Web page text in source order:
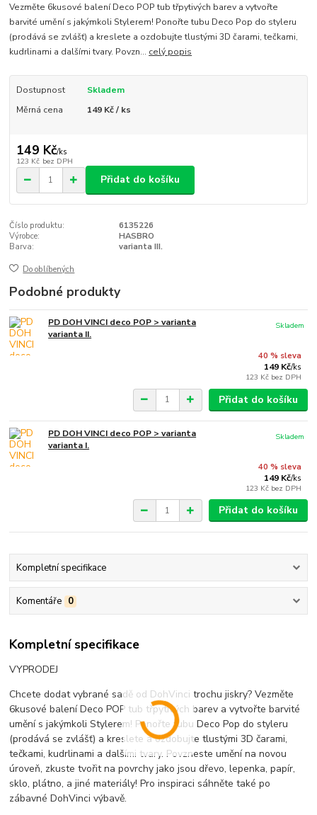
Vezměte 6kusové balení Deco POP tub třpytivých barev a vytvořte
barvité umění s jakýmkoli Stylerem! Ponořte tubu Deco Pop do styleru
(prodává se zvlášť) a kreslete a ozdobujte tlustými 3D čarami, tečkami,
kudrlinami a dalšími tvary. Povzn... celý popis
Dostupnost
Skladem
Měrná cena
149 Kč / ks
149 Kč/ks
123 Kč bez DPH
Přidat do košíku
Číslo produktu:
6135226
Výrobce:
HASBRO
Barva:
varianta III.
Do oblíbených
Podobné produkty
PD DOH VINCI deco POP > varianta
varianta II.
40 % sleva
149 Kč/ks
123 Kč bez DPH
Skladem
Přidat do košíku
PD DOH VINCI deco POP > varianta
varianta I.
40 % sleva
149 Kč/ks
123 Kč bez DPH
Skladem
Přidat do košíku
Kompletní specifikace
Komentáře 0
Kompletní specifikace
VYPRODEJ
Chcete dodat vybrané sadě od DohVinci trochu jiskry? Vezměte
6kusové balení Deco POP tub třpytivých barev a vytvořte barvité
umění s jakýmkoli Stylerem! Ponořte tubu Deco Pop do styleru
(prodává se zvlášť) a kreslete a ozdobujte tlustými 3D čarami,
tečkami, kudrlinami a dalšími tvary. Povzneste umění na novou
úroveň, zkuste tvořit na povrchy jako jsou dřevo, lepenka, papír,
sklo, plátno, a jiné materiály! Pro inspiraci sáhněte také po
zábavné DohVinci výbavě.